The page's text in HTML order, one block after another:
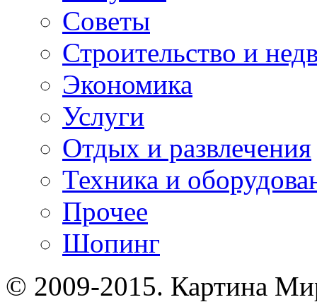
Советы
Строительство и
Экономика
Услуги
Отдых и развлечения
Техника и
Прочее
Шопинг
© 2009-2015. Картина